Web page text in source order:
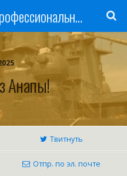
Государственное профессиональное образовательное учреждение
Анапы!
Твитнуть
Отпр. по эл. почте